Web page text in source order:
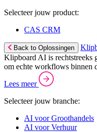
Selecteer jouw product:
CAS CRM
Back to Oplossingen
Klipboard AI is rechtstreeks
om echte workflows binnen
Lees meer
Selecteer jouw branche:
AI voor Groothandels
AI voor Verhuur